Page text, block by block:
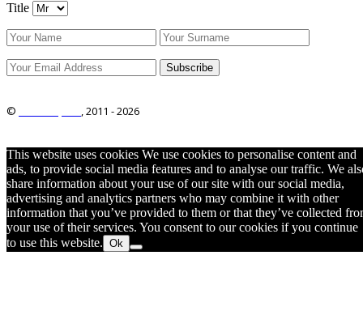
Title
© , 2011 -2026
This website uses cookies We use cookies to personalise content and
ads, to provide social media features and to analyse our traffic. We
share information about your use of our site with our social media,
advertising and analytics partners who may combine it with other
information that you’ve provided to them or that they’ve collected
your use of their services. You consent to our cookies if you continue
to use this website. Ok